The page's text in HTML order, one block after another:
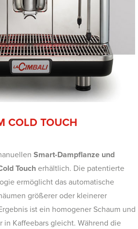
COLD TOUCH
Smart-Dampflanze und
Toucherhältlich. Die patentierte
ermöglicht das automatische
größerer oder kleinerer
ist ein homogener Schaum und
in Kaffeebars gleicht. Während die